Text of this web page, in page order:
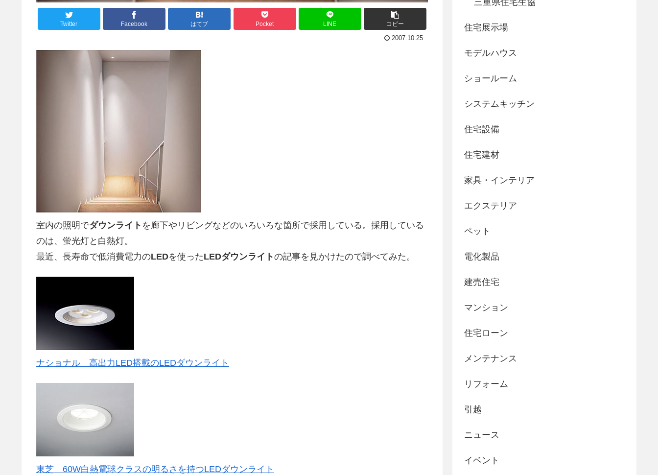
Twitter Facebook はてブ Pocket LINE コピー
2007.10.25
室内の照明でダウンライト を廊下やリビングなどのいろいろな箇所で採用している。採用している
のは、蛍光灯と白熱灯。
最近、長寿命で低消費電力のLEDを使ったLEDダウンライトの記事を見かけたので調べてみた。
ナショナル 高出力LED搭載のLEDダウンライト
東芝 60W白熱電球クラスの明るさを持つLEDダウンライト
住宅展示場
モデルハウス
ショールーム
システムキッチン
住宅設備
住宅建材
家具・インテリア
エクステリア
ペット
電化製品
建売住宅
マンション
住宅ローン
メンテナンス
リフォーム
引越
ニュース
イベント